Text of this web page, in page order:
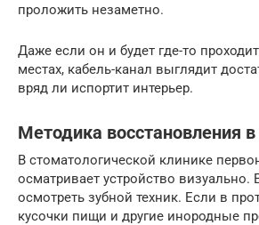
проложить незаметно.
Даже если он и будет где-то
местах, кабель-канал выглядит
вряд ли испортит интерьер.
Методика восстановления
В стоматологической клинике
осматривает устройство визуально.
осмотреть зубной техник. Если в
кусочки пищи и другие инородные